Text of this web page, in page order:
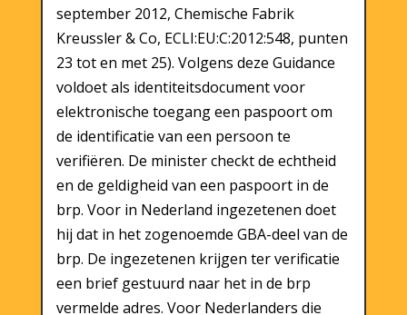
september 2012, Chemische Fabrik
Kreussler & Co, ECLI:EU:C:2012:548, punten
23 tot en met 25). Volgens deze Guidance
voldoet als identiteitsdocument voor
elektronische toegang een paspoort om
de identificatie van een persoon te
verifiëren. De minister checkt de echtheid
en de geldigheid van een paspoort in de
brp. Voor in Nederland ingezetenen doet
hij dat in het zogenoemde GBA-deel van de
brp. De ingezetenen krijgen ter verificatie
een brief gestuurd naar het in de brp
vermelde adres. Voor Nederlanders die